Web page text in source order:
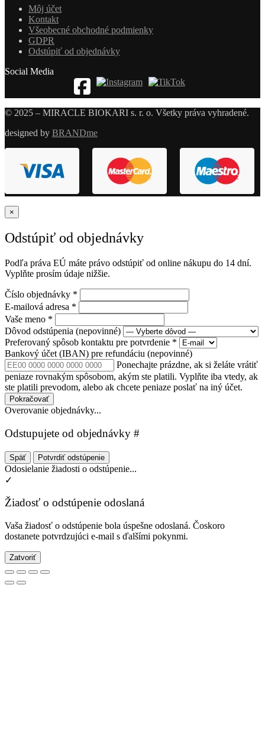
Môj účet
Kontakt
Všeobecné obchodné podmienky
GDPR
Odstúpiť od objednávky
Social Media
© 2025 – MIRACLE BIOKARI s. r. o. Všetky práva vyhradené.
designed by BRANDme
×
Odstúpiť od objednávky
Podľa práva EÚ máte právo odstúpiť od online nákupu do 14 dní.
Vyplňte prosím údaje nižšie.
Číslo objednávky *
E-mailová adresa *
Vaše meno *
Dôvod odstúpenia (nepovinné)
Preferovaný spôsob kontaktu pre potvrdenie *
Bankový účet (IBAN) pre refundáciu (nepovinné)
Ponechajte prázdne, ak si želáte vrátiť
peniaze rovnakým spôsobom, akým ste platili. Vyplňte iba vtedy, ak
ste platili prevodom, alebo ak chcete peniaze poslať na iný účet.
Pokračovať
Overovanie objednávky...
Odstupujete od objednávky #
Späť Potvrdiť odstúpenie
Odosielanie žiadosti o odstúpenie...
✓
Žiadosť o odstúpenie odoslaná
Vaša žiadosť o odstúpenie bola úspešne odoslaná. Čoskoro
dostanete potvrdzujúci e-mail s ďalšími pokynmi.
Zatvoriť